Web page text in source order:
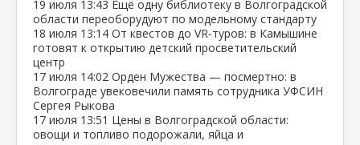
19 июля 13:43 Ещё одну библиотеку в Волгоградской
области переоборудуют по модельному стандарту
18 июля 13:14 От квестов до VR‑туров: в Камышине
готовят к открытию детский просветительский
центр
17 июля 14:02 Орден Мужества — посмертно: в
Волгограде увековечили память сотрудника УФСИН
Сергея Рыкова
17 июля 13:51 Цены в Волгоградской области:
овощи и топливо подорожали, яйца и